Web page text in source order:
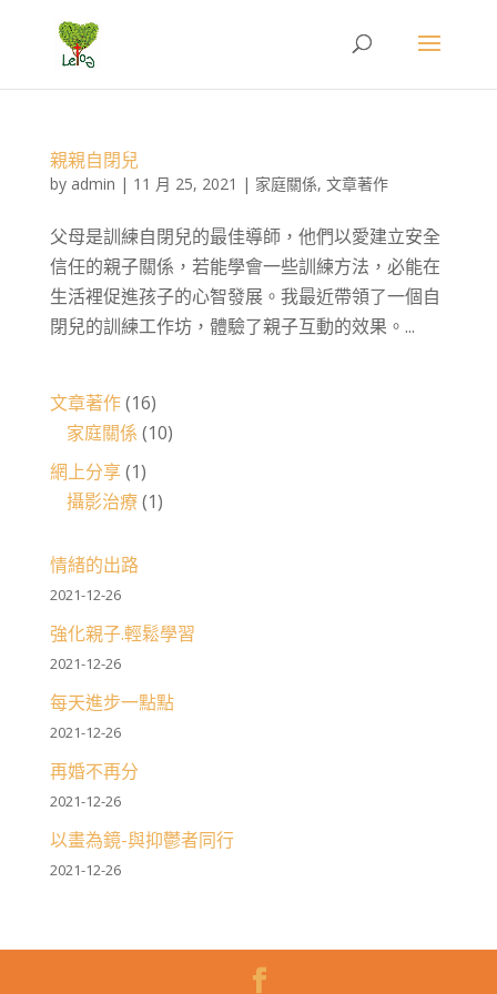
親親自閉兒
by admin | 11 月 25, 2021 | 家庭關係, 文章著作
父母是訓練自閉兒的最佳導師，他們以愛建立安全
信任的親子關係，若能學會一些訓練方法，必能在
生活裡促進孩子的心智發展。我最近帶領了一個自
閉兒的訓練工作坊，體驗了親子互動的效果。...
文章著作(16)
家庭關係 (10)
網上分享(1)
攝影治療(1)
情緒的出路
2021-12-26
強化親子.輕鬆學習
2021-12-26
每天進步一點點
2021-12-26
再婚不再分
2021-12-26
以畫為鏡-與抑鬱者同行
2021-12-26